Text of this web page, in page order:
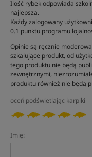
Ilość rybek odpowiada
najlepsza.
Każdy zalogowany
0.1 punktu programu
Opinie są ręcznie
szkalujące produkt, od
tego produktu nie będą
zewnętrznymi,
produktu również nie będą
oceń podświetlając karpiki
Imię: